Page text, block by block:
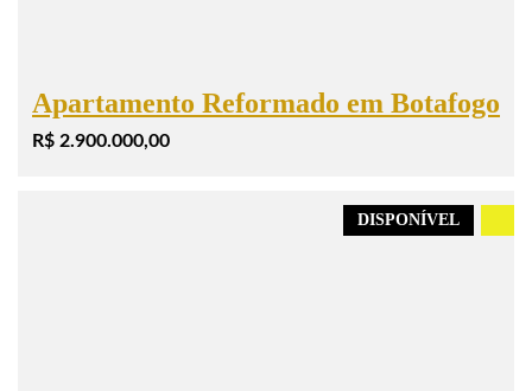
Apartamento Reformado em Botafogo
R$ 2.900.000,00
DISPONÍVEL